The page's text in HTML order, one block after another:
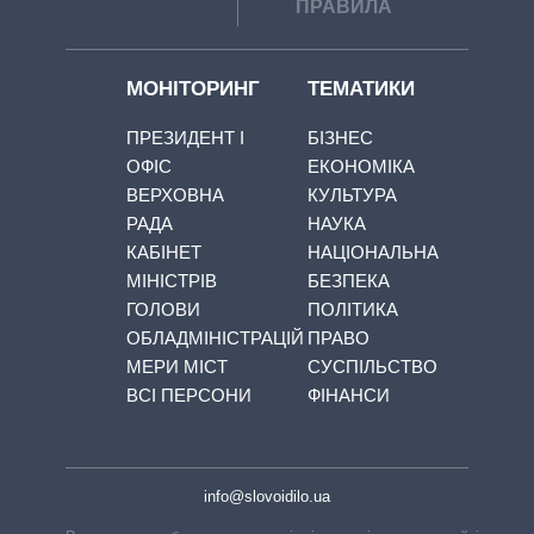
ПРАВИЛА
МОНІТОРИНГ
ПРЕЗИДЕНТ І
ОФІС
ВЕРХОВНА
РАДА
КАБІНЕТ
МІНІСТРІВ
ГОЛОВИ
ОБЛАДМІНІСТРАЦІЙ
МЕРИ МІСТ
ВСІ ПЕРСОНИ
ТЕМАТИКИ
БІЗНЕС
ЕКОНОМІКА
КУЛЬТУРА
НАУКА
НАЦІОНАЛЬНА
БЕЗПЕКА
ПОЛІТИКА
ПРАВО
СУСПІЛЬСТВО
ФІНАНСИ
info@slovoidilo.ua